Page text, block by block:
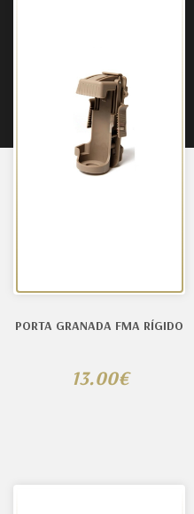
PORTA GRANADA FMA RÍGIDO
13.00€